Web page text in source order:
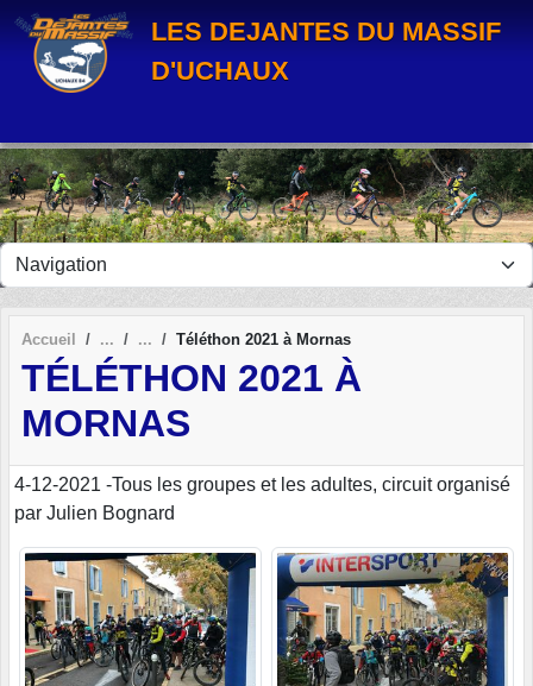
LES DEJANTES DU MASSIF
D'UCHAUX
Accueil Téléthon 2021 à Mornas
TÉLÉTHON 2021 À
MORNAS
4-12-2021 -Tous les groupes et les adultes, circuit organisé
par Julien Bognard
Panneau de gestion des cookies